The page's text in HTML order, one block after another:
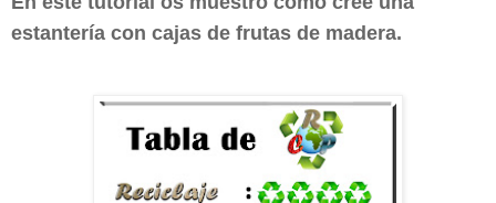
estantería con cajas de frutas de madera.